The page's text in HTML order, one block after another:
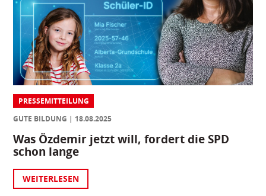
PRESSEMITTEILUNG
GUTE BILDUNG
18.08.2025
Was Özdemir jetzt will, fordert die SPD
schon lange
WEITERLESEN